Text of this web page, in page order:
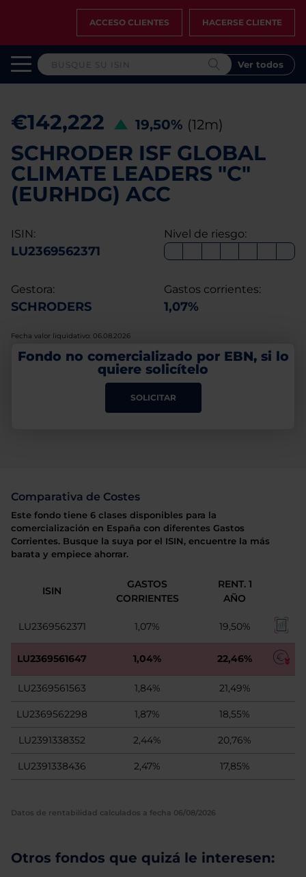
ACCESO CLIENTES HACERSE CLIENTE
Ver todos
€142,222 19,50% (12m)
SCHRODER ISF GLOBAL
CLIMATE LEADERS "C"
(EURHDG) ACC
ISIN:
LU2369562371
Nivel de riesgo:
Gestora:
SCHRODERS
Gastos corrientes:
1,07%
Fecha valor liquidativo: 06.08.2026
Fondo no comercializado por EBN, si lo
quiere solicítelo
SOLICITAR
Comparativa de Costes
Este fondo tiene 6 clases disponibles para la
comercialización en España con diferentes Gastos
Corrientes. Busque la suya por el ISIN, encuentre la más
barata y empiece ahorrar.
ISIN
GASTOS
CORRIENTES
RENT. 1
AÑO
LU2369562371 1,07% 19,50%
LU2369561647 1,04% 22,46%
LU2369561563 1,84% 21,49%
LU2369562298 1,87% 18,55%
LU2391338352 2,44% 20,76%
LU2391338436 2,47% 17,85%
Datos de rentabilidad calculados a fecha 06/08/2026
Otros fondos que quizá le interesen: